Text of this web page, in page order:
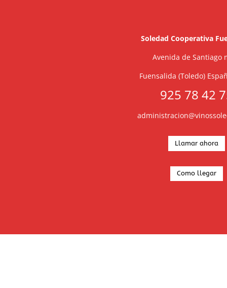
Soledad Cooperativa
Avenida de Santiago
Fuensalida (Toledo)
925 78 42
Llamar ahora
Como llegar